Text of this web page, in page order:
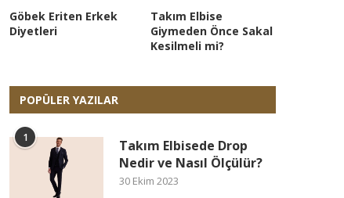
Göbek Eriten Erkek
Diyetleri
Takım Elbise
Giymeden Önce Sakal
Kesilmeli mi?
POPÜLER YAZILAR
1
Takım Elbisede Drop
Nedir ve Nasıl Ölçülür?
30 Ekim 2023